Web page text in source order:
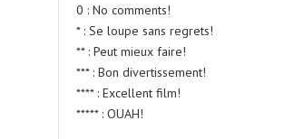
0 : No comments!
* : Se loupe sans regrets!
** : Peut mieux faire!
*** : Bon divertissement!
**** : Excellent film!
***** : OUAH!